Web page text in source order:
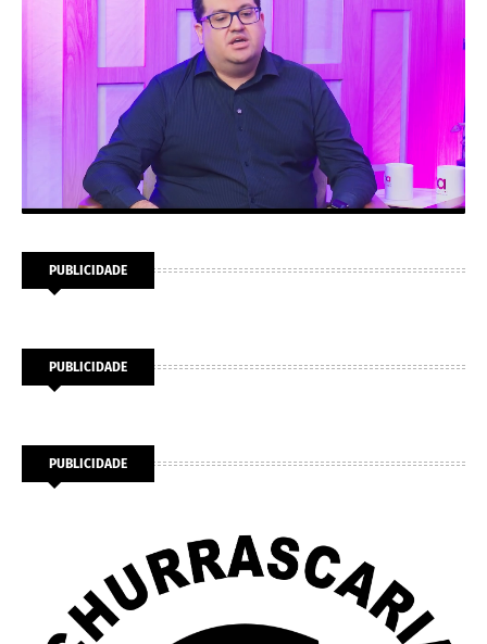
PUBLICIDADE
PUBLICIDADE
PUBLICIDADE